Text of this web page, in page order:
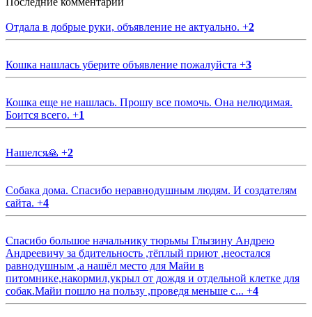
Отдала в добрые руки, объявление не актуально. +2
Кошка нашлась уберите объявление пожалуйста +3
Кошка еще не нашлась. Прошу все помочь. Она нелюдимая.
Боится всего. +1
Нашелся🙏 +2
Собака дома. Спасибо неравнодушным людям. И создателям
сайта. +4
Спасибо большое начальнику тюрьмы Глызину Андрею
Андреевичу за бдительность ,тёплый приют ,неостался
равнодушным ,а нашёл место для Майи в
питомнике,накормил,укрыл от дождя и отдельной клетке для
собак.Майи пошло на пользу ,проведя меньше с... +4